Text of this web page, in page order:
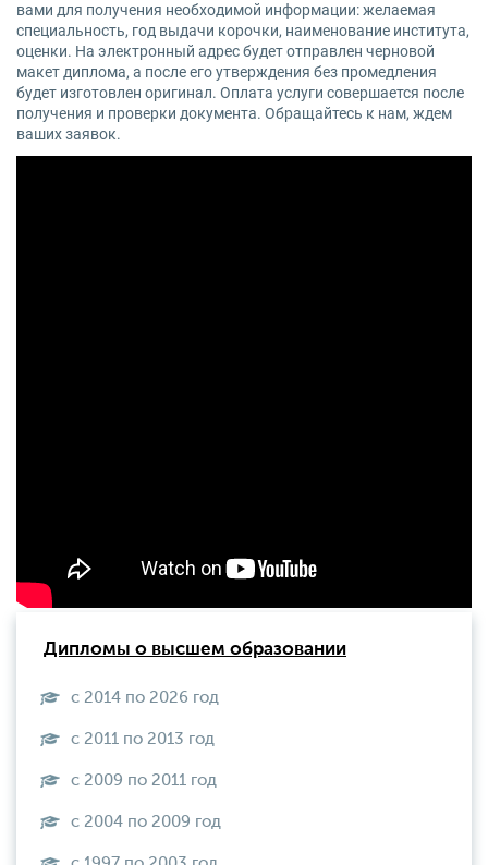
вами для получения необходимой информации: желаемая
специальность, год выдачи корочки, наименование института,
оценки. На электронный адрес будет отправлен черновой
макет диплома, а после его утверждения без промедления
будет изготовлен оригинал. Оплата услуги совершается после
получения и проверки документа. Обращайтесь к нам, ждем
ваших заявок.
Дипломы о высшем образовании
с 2014 по 2026 год
с 2011 по 2013 год
с 2009 по 2011 год
с 2004 по 2009 год